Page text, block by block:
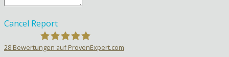
Cancel Report
28 Bewertungen auf ProvenExpert.com